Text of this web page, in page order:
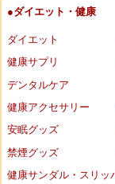
●ダイエット・健康
ダイエット
健康サプリ
デンタルケア
健康アクセサリー
安眠グッズ
禁煙グッズ
健康サンダル・スリッ